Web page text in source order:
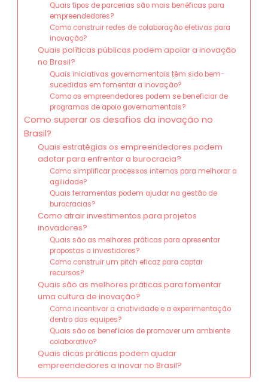
Quais tipos de parcerias são mais benéficas para
empreendedores?
Como construir redes de colaboração efetivas para
inovação?
Quais políticas públicas podem apoiar a inovação
no Brasil?
Quais iniciativas governamentais têm sido bem-
sucedidas em fomentar a inovação?
Como os empreendedores podem se beneficiar de
programas de apoio governamentais?
Como superar os desafios da inovação no
Brasil?
Quais estratégias os empreendedores podem
adotar para enfrentar a burocracia?
Como simplificar processos internos para melhorar a
agilidade?
Quais ferramentas podem ajudar na gestão de
burocracias?
Como atrair investimentos para projetos
inovadores?
Quais são as melhores práticas para apresentar
propostas a investidores?
Como construir um pitch eficaz para captar
recursos?
Quais são as melhores práticas para fomentar
uma cultura de inovação?
Como incentivar a criatividade e a experimentação
dentro das equipes?
Quais são os benefícios de promover um ambiente
colaborativo?
Quais dicas práticas podem ajudar
empreendedores a inovar no Brasil?